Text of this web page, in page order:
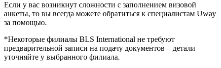
Если у вас возникнут сложности с заполнением визовой
анкеты, то вы всегда можете обратиться к специалистам Uway
за помощью.
*Некоторые филиалы BLS International не требуют
предварительной записи на подачу документов – детали
уточняйте у выбранного филиала.